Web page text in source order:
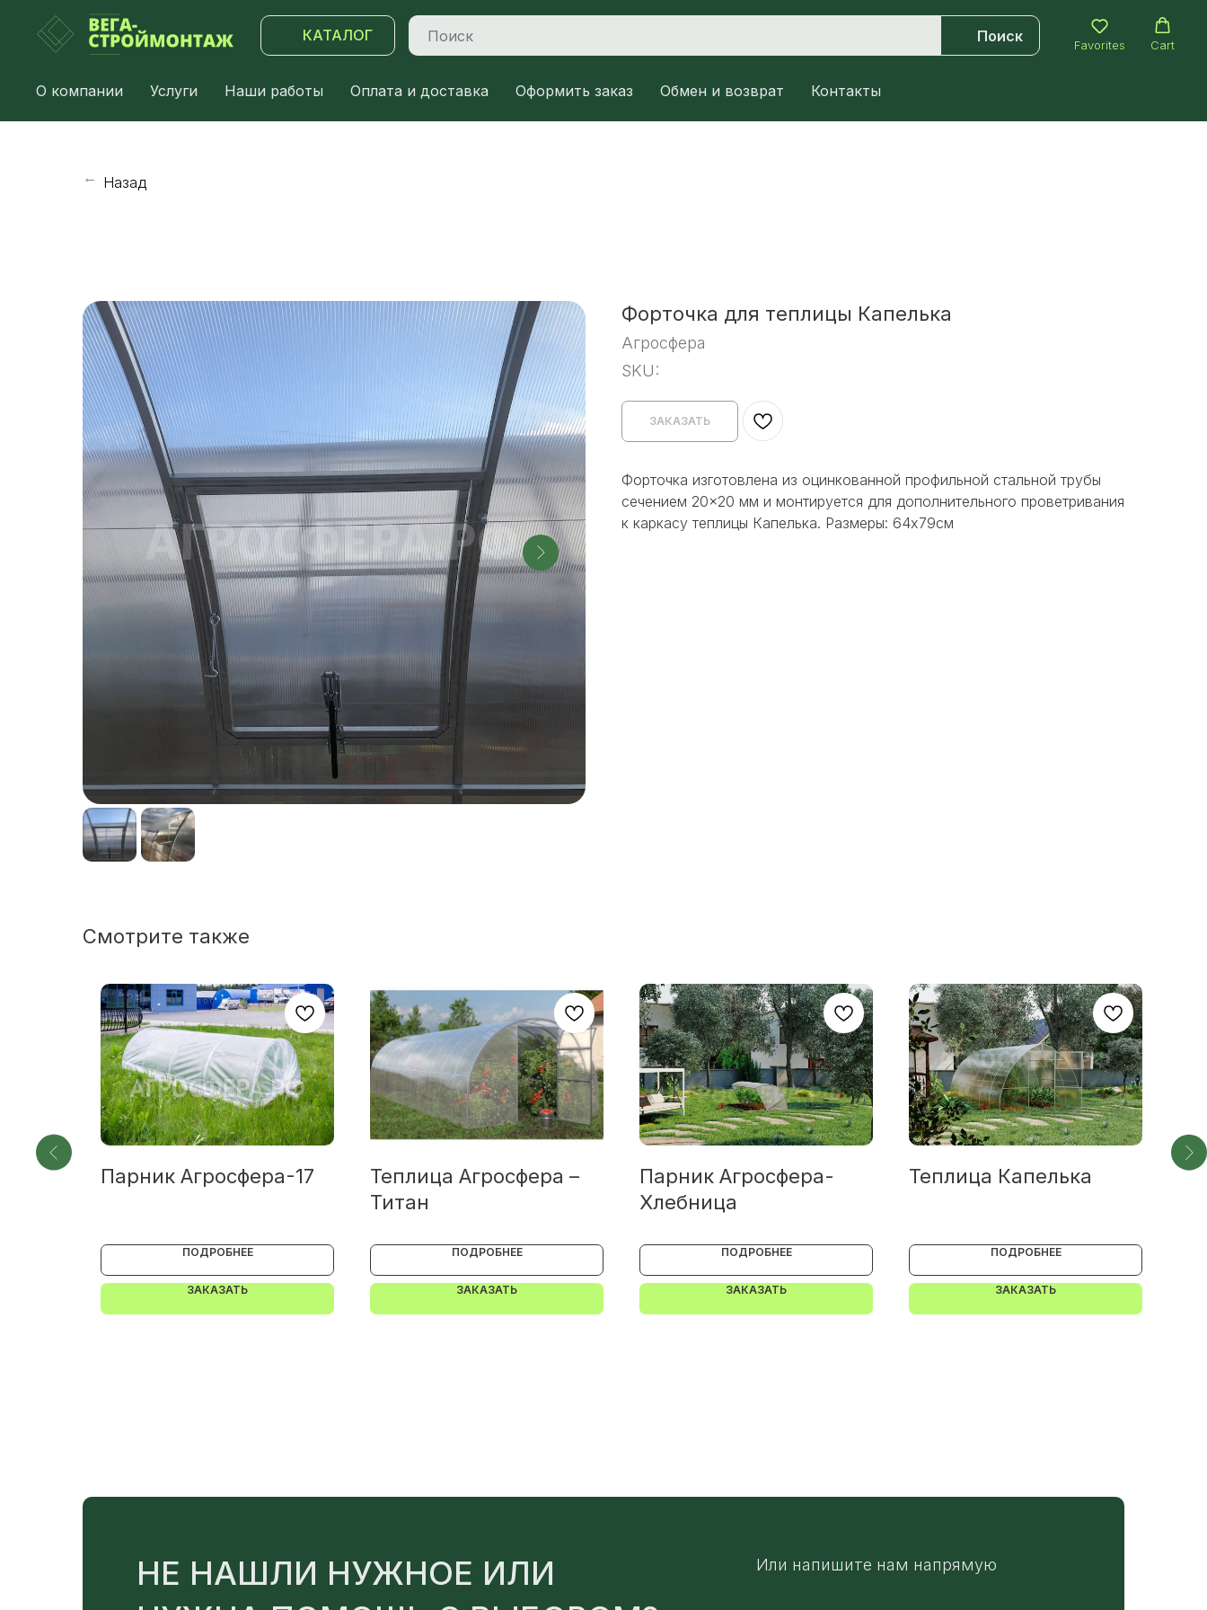
КАТАЛОГ Поиск
Favorites Cart
О компании Услуги Наши работы Оплата и доставка Оформить заказ Обмен и возврат Контакты
→ Назад
Форточка для теплицы Капелька
Агросфера
SKU:
ЗАКАЗАТЬ
Форточка изготовлена из оцинкованной профильной стальной трубы
сечением 20×20 мм и монтируется для дополнительного проветривания
к каркасу теплицы Капелька. Размеры: 64х79см
Смотрите также
37 Парник Агросфера-17
ПОДРОБНЕЕ
ЗАКАЗАТЬ
Теплица Агросфера –
Титан
ПОДРОБНЕЕ
ЗАКАЗАТЬ
Парник Агросфера-
Хлебница
ПОДРОБНЕЕ
ЗАКАЗАТЬ
Теплица Капелька
ПОДРОБНЕЕ
ЗАКАЗАТЬ
НЕ НАШЛИ НУЖНОЕ ИЛИ
Или напишите нам напрямую